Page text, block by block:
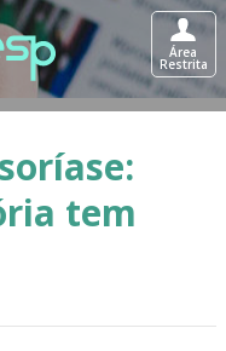
Área
Restrita
tem